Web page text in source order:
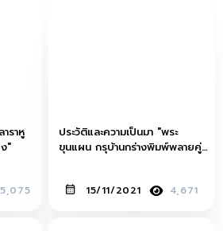
ราหู
"
ประวัติและความเป็นมา "พระ
ขุนแผน กรุบ้านกร่างพิมพ์พลายคู่
15/11/2021 4,671